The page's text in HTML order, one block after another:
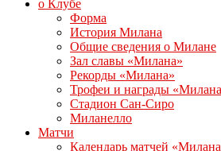
о Клубе
Форма
История Милана
Общие сведения о Милане
Зал славы «Милана»
Рекорды «Милана»
Трофеи и награды
Стадион Сан-Сиро
Миланелло
Матчи
Календарь матчей